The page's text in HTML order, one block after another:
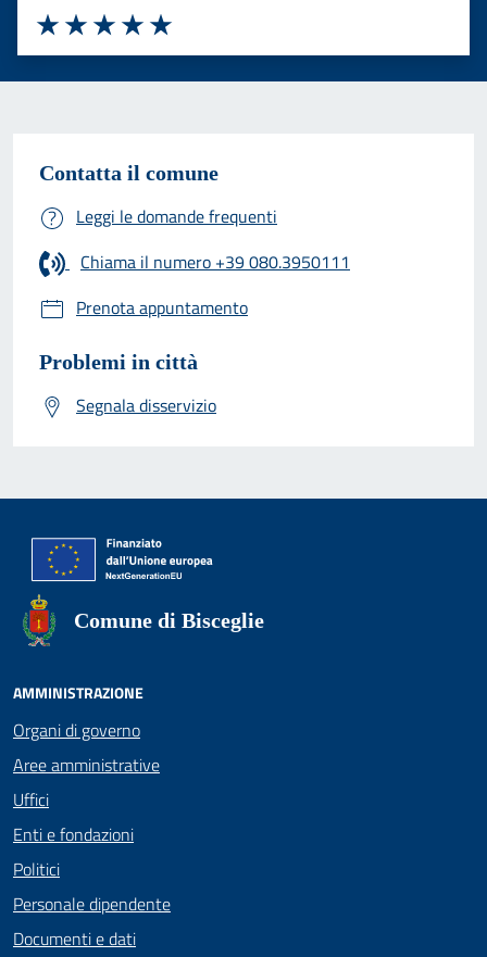
Valuta 5 stelle su 5
Valuta 4 stelle su 5
Valuta 3 stelle su 5
Valuta 2 stelle su 5
Valuta 1 stelle su 5
Contatta il comune
Leggi le domande frequenti
Chiama il numero +39 080.3950111
Prenota appuntamento
Problemi in città
Segnala disservizio
Comune di Bisceglie
AMMINISTRAZIONE
Organi di governo
Aree amministrative
Uffici
Enti e fondazioni
Politici
Personale dipendente
Documenti e dati